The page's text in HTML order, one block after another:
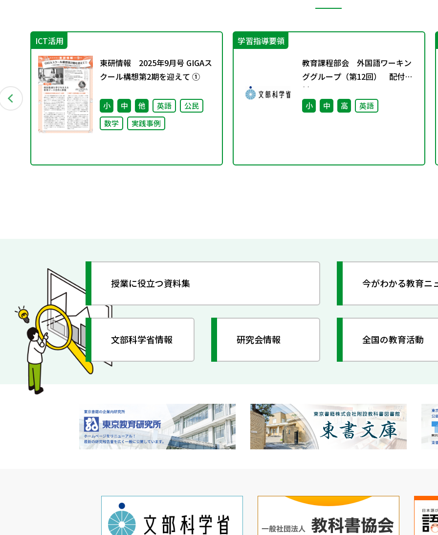
ICT活用
東研情報 2025年9月号 GIGAス
クール構想第2期を迎えて ①
小 中 他 英語
公民
数学
実践事例
学習指導要領
教育課程部会 外国語ワーキン
ググループ（第12回） 配付資
料
小 中 高 英語
授業に役立つ資料集 今がわかる教育ニ
文部科学省情報 研究会情報 全国の教育活動